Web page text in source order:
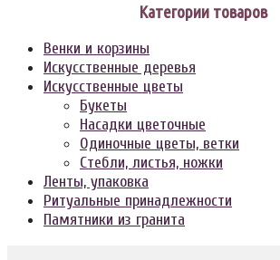
Категории товаров
Венки и корзины
Искусственные деревья
Искусственные цветы
Букеты
Насадки цветочные
Одиночные цветы, ветки
Стебли, листья, ножки
Ленты, упаковка
Ритуальные принадлежности
Памятники из гранита